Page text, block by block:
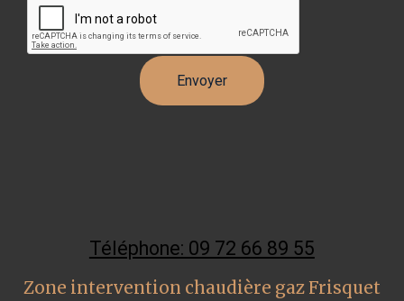
Téléphone: 09 72 66 89 55
Zone intervention chaudière gaz Frisquet